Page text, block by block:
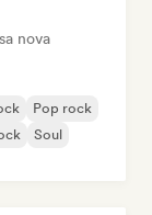
nova
Pop rock
Soul